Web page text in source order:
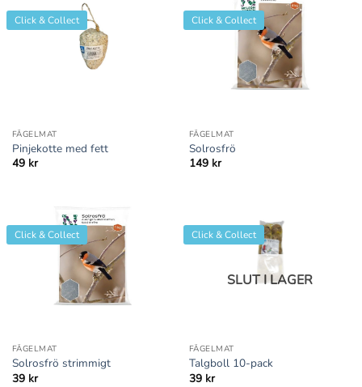
Click & Collect
FÅGELMAT
Pinjekotte med fett
49 kr
Click & Collect
FÅGELMAT
Solrosfrö
149 kr
Click & Collect
FÅGELMAT
Solrosfrö strimmigt
39 kr
Click & Collect
SLUT I LAGER
FÅGELMAT
Talgboll 10-pack
39 kr